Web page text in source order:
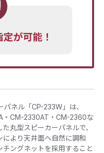
ネル「CP-233W」は、
・CM-2330AT・CM-2360な
丸型スピーカーパネルで、
より天井面へ自然に調和
ングネットを採用すること